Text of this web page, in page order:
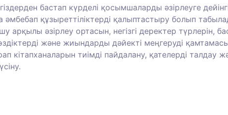
бастап күрделі қосымшаларды әзірлеуге
әмбебап құзыреттіліктерді қалыптастыру болып
арқылы әзірлеу ортасын, негізгі деректер
және жиындарды дәйекті меңгеруді
кітапханаларын тиімді пайдалану, қателерді